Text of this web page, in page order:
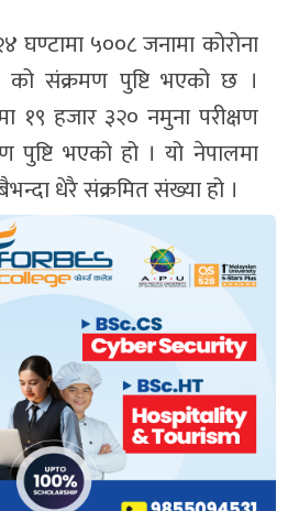
घण्टामा ५००८ जनामा कोरोना
को संक्रमण पुष्टि भएको छ ।
१९ हजार ३२० नमुना परीक्षण
पुष्टि भएको हो । यो नेपालमा
धेरै संक्रमित संख्या हो ।